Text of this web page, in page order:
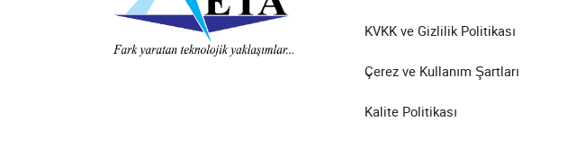
KVKK ve Gizlilik Politikası
Çerez ve Kullanım Şartları
Kalite Politikası